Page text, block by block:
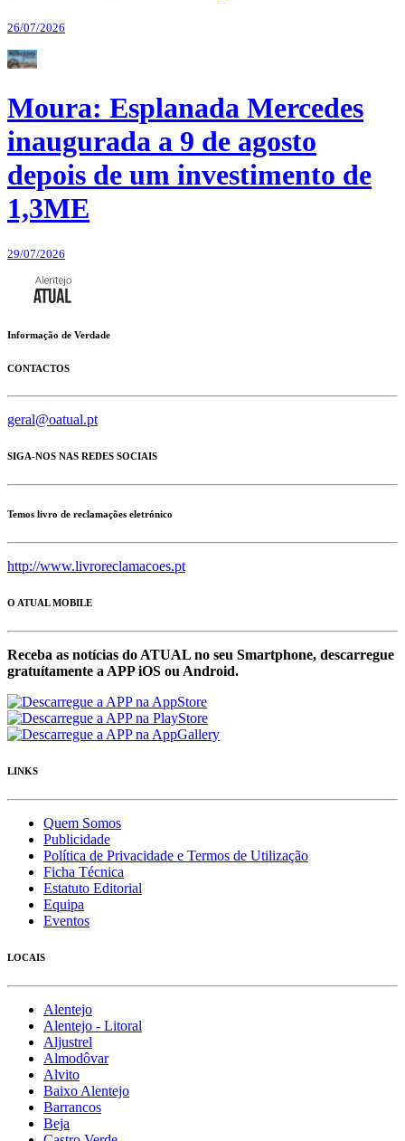
26/07/2026
Moura: Esplanada Mercedes
inaugurada a 9 de agosto
depois de um investimento de
1,3ME
29/07/2026
Informação de Verdade
CONTACTOS
geral@oatual.pt
SIGA-NOS NAS REDES SOCIAIS
Temos livro de reclamações eletrónico
http://www.livroreclamacoes.pt
O ATUAL MOBILE
Receba as notícias do ATUAL no seu Smartphone, descarregue
gratuítamente a APP iOS ou Android.
LINKS
Quem Somos
Publicidade
Política de Privacidade e Termos de Utilização
Ficha Técnica
Estatuto Editorial
Equipa
Eventos
LOCAIS
Alentejo
Alentejo - Litoral
Aljustrel
Almodôvar
Alvito
Baixo Alentejo
Barrancos
Beja